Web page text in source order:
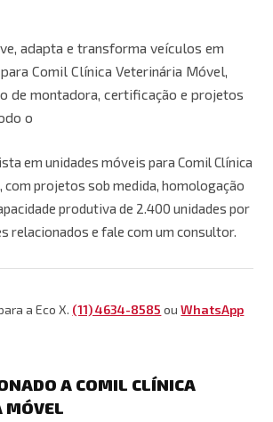
adapta e transforma veículos em
Comil Clínica Veterinária Móvel,
de montadora, certificação e projetos
o
em unidades móveis para Comil Clínica
com projetos sob medida, homologação
produtiva de 2.400 unidades por
relacionados e fale com um consultor.
a Eco X. (11) 4634-8585 ouWhatsApp
A COMIL CLÍNICA
MÓVEL